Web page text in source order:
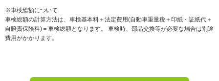
※車検総額について
車検総額の計算方法は、車検基本料＋法定費用(自動車重量税＋印紙・証紙代＋
自賠責保険料)＝車検総額となります。 車検時、部品交換等が必要な場合は別途
費用がかかります。